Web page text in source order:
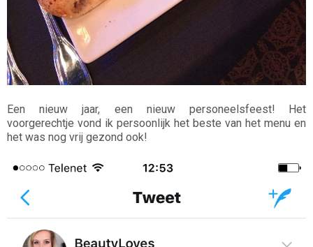
Een nieuw jaar, een nieuw personeelsfeest! Het
voorgerechtje vond ik persoonlijk het beste van het menu en
het was nog vrij gezond ook!